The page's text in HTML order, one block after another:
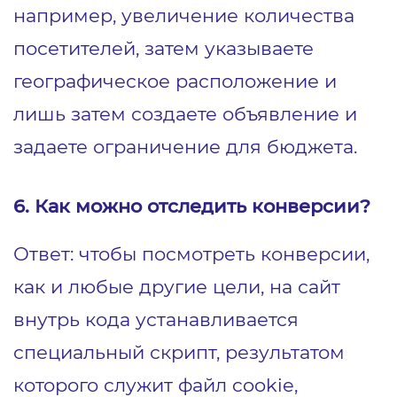
например, увеличение количества
посетителей, затем указываете
географическое расположение и
лишь затем создаете объявление и
задаете ограничение для бюджета.
6. Как можно отследить конверсии?
Ответ: чтобы посмотреть конверсии,
как и любые другие цели, на сайт
внутрь кода устанавливается
специальный скрипт, результатом
которого служит файл cookie,